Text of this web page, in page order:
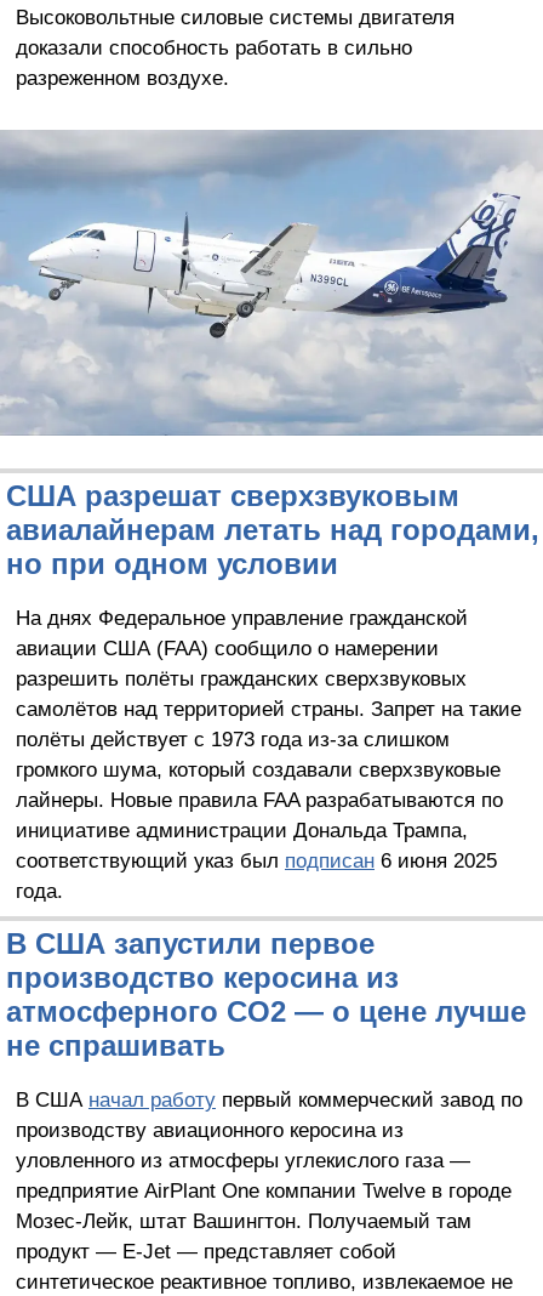
Высоковольтные силовые системы двигателя
доказали способность работать в сильно
разреженном воздухе.
США разрешат сверхзвуковым
авиалайнерам летать над городами,
но при одном условии
На днях Федеральное управление гражданской
авиации США (FAA) сообщило о намерении
разрешить полёты гражданских сверхзвуковых
самолётов над территорией страны. Запрет на такие
полёты действует с 1973 года из-за слишком
громкого шума, который создавали сверхзвуковые
лайнеры. Новые правила FAA разрабатываются по
инициативе администрации Дональда Трампа,
соответствующий указ был подписан6 июня 2025
года.
В США запустили первое
производство керосина из
атмосферного CO2 — о цене лучше
не спрашивать
В США начал работупервый коммерческий завод по
производству авиационного керосина из
уловленного из атмосферы углекислого газа —
предприятие AirPlant One компании Twelve в городе
Мозес-Лейк, штат Вашингтон. Получаемый там
продукт — E-Jet — представляет собой
синтетическое реактивное топливо, извлекаемое не